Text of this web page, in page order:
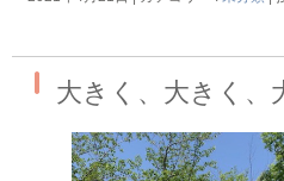
大きく、大きく、